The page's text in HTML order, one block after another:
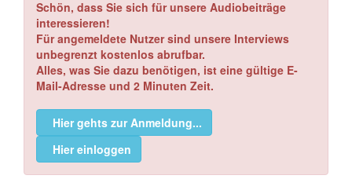
Schön, dass Sie sich für unsere Audiobeiträge
interessieren!
Für angemeldete Nutzer sind unsere Interviews
unbegrenzt kostenlos abrufbar.
Alles, was Sie dazu benötigen, ist eine gültige E-
Mail-Adresse und 2 Minuten Zeit.
Hier gehts zur Anmeldung...
Hier einloggen